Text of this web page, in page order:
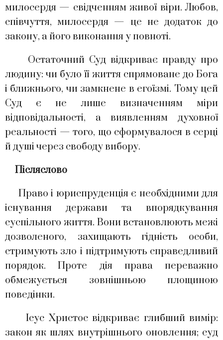
милосердя — свідченням живої віри. Любов,
співчуття, милосердя — це не додаток до
закону, а його виконання у повноті.
Остаточний Суд відкриває правду про
людину: чи було її життя спрямоване до Бога
і ближнього, чи замкнене в егоїзмі. Тому цей
Суд є не лише визначенням міри
відповідальності, а виявленням духовної
реальності — того, що сформувалося в серці
й душі через свободу вибору.
Післяслово
Право і юриспруденція є необхідними для
існування держави та впорядкування
суспільного життя. Вони встановлюють межі
дозволеного, захищають гідність особи,
стримують зло і підтримують справедливий
порядок. Проте дія права переважно
обмежується зовнішньою площиною
поведінки.
Ісус Христос відкриває глибший вимір:
закон як шлях внутрішнього оновлення; суд